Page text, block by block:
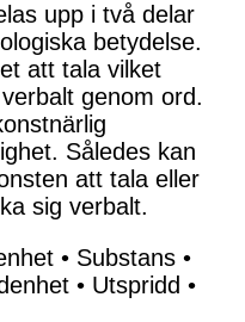
upp i två delar
betydelse.
att tala vilket
genom ord.
Således kan
att tala eller
sig verbalt.
• Substans •
• Utspridd •